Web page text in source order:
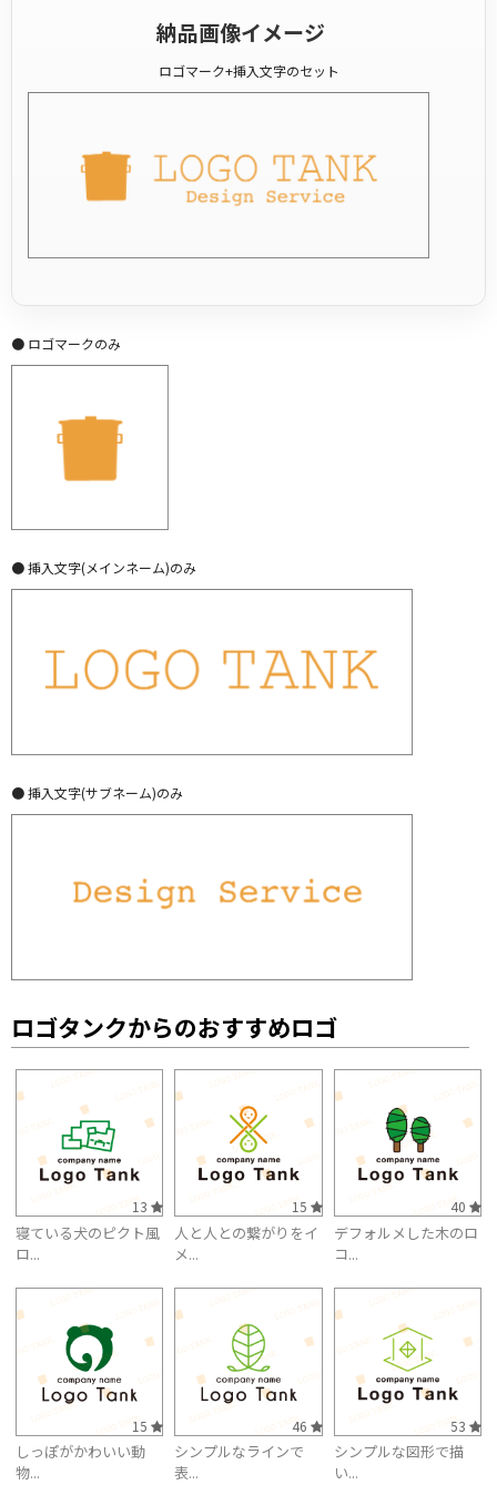
納品画像イメージ
ロゴマーク+挿入文字のセット
● ロゴマークのみ
● 挿入文字(メインネーム)のみ
● 挿入文字(サブネーム)のみ
ロゴタンクからのおすすめロゴ
13
寝ている犬のピクト風
ロ...
15
人と人との繋がりをイ
メ...
40
デフォルメした木のロ
コ...
15
しっぽがかわいい動
物...
46
シンプルなラインで
表...
53
シンプルな図形で描
い...